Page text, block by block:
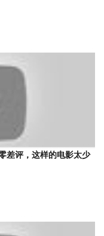
差评，这样的电影太少